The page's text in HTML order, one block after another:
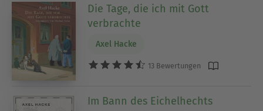
Die Tage, die ich mit Gott
verbrachte
Axel Hacke
13 Bewertungen
Im Bann des Eichelhechts